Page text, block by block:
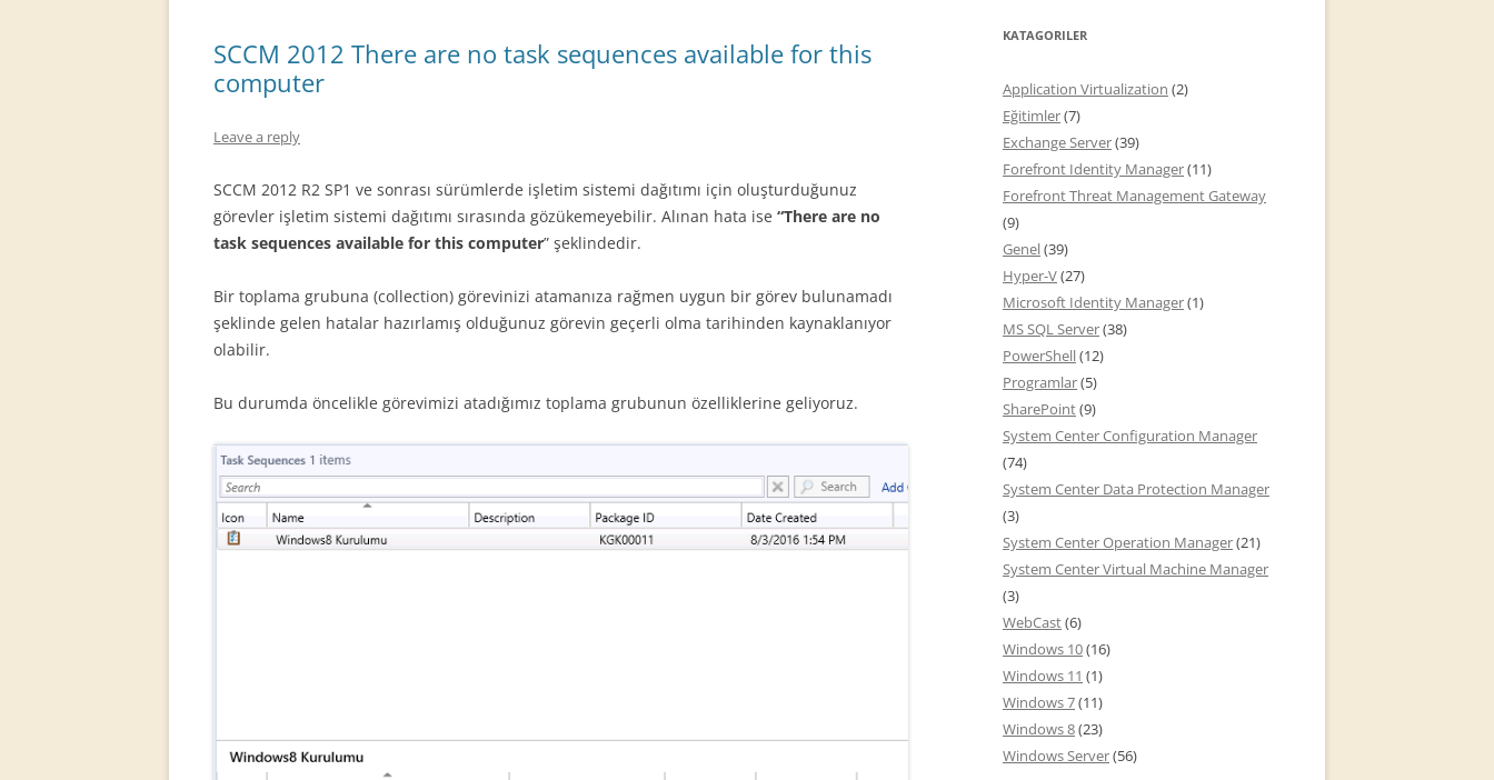
SCCM 2012 There are no task sequences available for this
computer
Leave a reply
SCCM 2012 R2 SP1 ve sonrası sürümlerde işletim sistemi dağıtımı için oluşturduğunuz
görevler işletim sistemi dağıtımı sırasında gözükemeyebilir. Alınan hata ise “There are no
task sequences available for this computer” şeklindedir.
Bir toplama grubuna (collection) görevinizi atamanıza rağmen uygun bir görev bulunamadı
şeklinde gelen hatalar hazırlamış olduğunuz görevin geçerli olma tarihinden kaynaklanıyor
olabilir.
Bu durumda öncelikle görevimizi atadığımız toplama grubunun özelliklerine geliyoruz.
KATAGORILER
Application Virtualization (2)
Eğitimler(7)
Exchange Server(39)
Forefront Identity Manager(11)
Forefront Threat Management Gateway
(9)
Genel(39)
Hyper-V(27)
Microsoft Identity Manager(1)
MS SQL Server(38)
PowerShell(12)
Programlar(5)
SharePoint(9)
System Center Configuration Manager
(74)
System Center Data Protection Manager
(3)
System Center Operation Manager(21)
System Center Virtual Machine Manager
(3)
WebCast(6)
Windows 10(16)
Windows 11 (1)
Windows 7(11)
Windows 8(23)
Windows Server(56)